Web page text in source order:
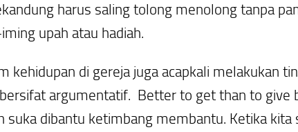
harus saling tolong menolong tanpa
upah atau hadiah.
kehidupan di gereja juga acapkali melakukan
argumentatif. Better to get than to give
dibantu ketimbang membantu. Ketika